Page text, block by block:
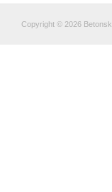
Copyright © 2026